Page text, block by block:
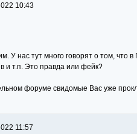
10:43
У нас тут много говорят о том, что
и т.п. Это правда или фейк?
форуме свидомые Вас уже
11:57